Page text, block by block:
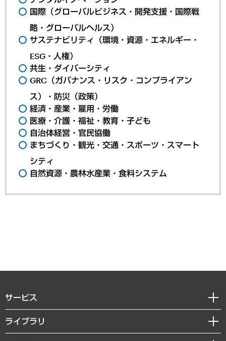
国際（グローバルビジネス・開発支援・国際戦
略・グローバルヘルス）
サステナビリティ（環境・資源・エネルギー・
ESG・人権）
共生・ダイバーシティ
GRC（ガバナンス・リスク・コンプライアン
ス）・防災（政策）
経済・産業・雇用・労働
医療・介護・福祉・教育・子ども
自治体経営・官民協働
まちづくり・観光・交通・スポーツ・スマート
シティ
自然資源・農林水産業・食料システム
サービス
経営戦略
組織・人事戦略
ライブラリ